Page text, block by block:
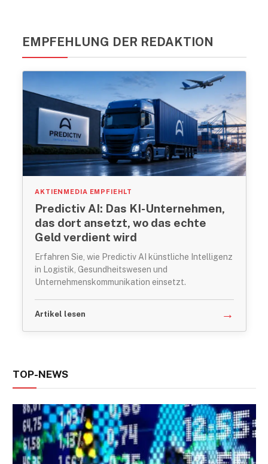
EMPFEHLUNG DER REDAKTION
AKTIENMEDIA EMPFIEHLT
Predictiv AI: Das KI-Unternehmen,
das dort ansetzt, wo das echte
Geld verdient wird
Erfahren Sie, wie Predictiv AI künstliche Intelligenz
in Logistik, Gesundheitswesen und
Unternehmenskommunikation einsetzt.
Artikel lesen →
TOP-NEWS